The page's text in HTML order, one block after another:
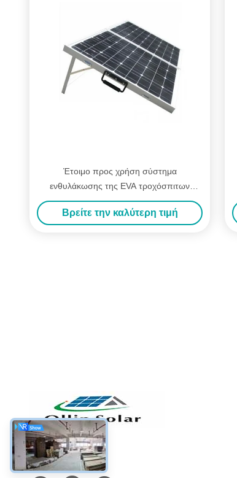
Έτοιμο προς χρήση σύστημα
ενθυλάκωσης της EVA τροχόσπιτων
τοποθετημένο στέγη προηγμένο ηλιακά
πλαίσια
Βρείτε την καλύτερη τιμή
Κοινωνικά Μέσα